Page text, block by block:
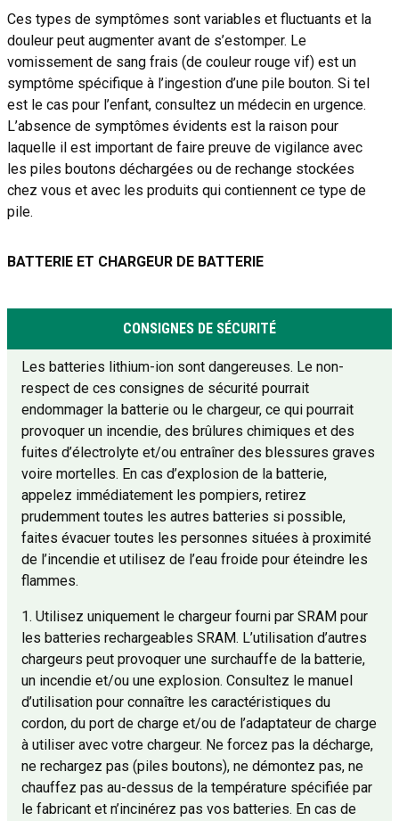
Ces types de symptômes sont variables et fluctuants et la
douleur peut augmenter avant de s’estomper. Le
vomissement de sang frais (de couleur rouge vif) est un
symptôme spécifique à l’ingestion d’une pile bouton. Si tel
est le cas pour l’enfant, consultez un médecin en urgence.
L’absence de symptômes évidents est la raison pour
laquelle il est important de faire preuve de vigilance avec
les piles boutons déchargées ou de rechange stockées
chez vous et avec les produits qui contiennent ce type de
pile.
BATTERIE ET CHARGEUR DE BATTERIE
CONSIGNES DE SÉCURITÉ
Les batteries lithium-ion sont dangereuses. Le non-
respect de ces consignes de sécurité pourrait
endommager la batterie ou le chargeur, ce qui pourrait
provoquer un incendie, des brûlures chimiques et des
fuites d’électrolyte et/ou entraîner des blessures graves
voire mortelles. En cas d’explosion de la batterie,
appelez immédiatement les pompiers, retirez
prudemment toutes les autres batteries si possible,
faites évacuer toutes les personnes situées à proximité
de l’incendie et utilisez de l’eau froide pour éteindre les
flammes.
1. Utilisez uniquement le chargeur fourni par SRAM pour
les batteries rechargeables SRAM. L’utilisation d’autres
chargeurs peut provoquer une surchauffe de la batterie,
un incendie et/ou une explosion. Consultez le manuel
d’utilisation pour connaître les caractéristiques du
cordon, du port de charge et/ou de l’adaptateur de charge
à utiliser avec votre chargeur. Ne forcez pas la décharge,
ne rechargez pas (piles boutons), ne démontez pas, ne
chauffez pas au-dessus de la température spécifiée par
le fabricant et n’incinérez pas vos batteries. En cas de